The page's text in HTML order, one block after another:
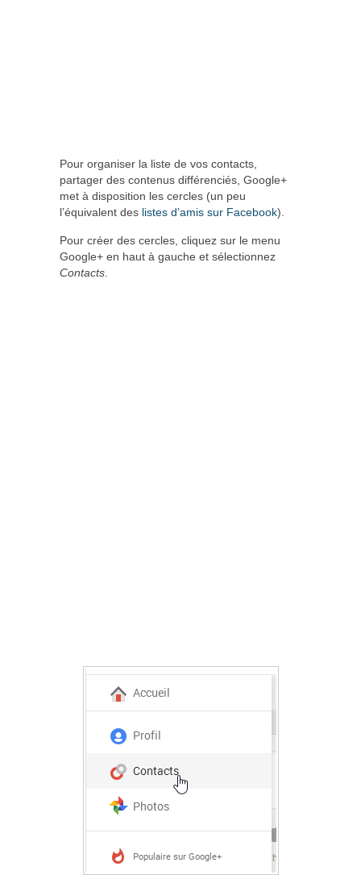
Pour organiser la liste de vos contacts,
partager des contenus différenciés, Google+
met à disposition les cercles (un peu
l’équivalent des listes d’amis sur Facebook).
Pour créer des cercles, cliquez sur le menu
Google+ en haut à gauche et sélectionnez
Contacts